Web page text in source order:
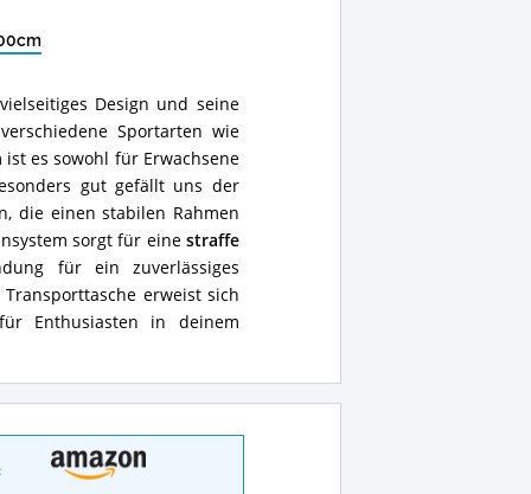
Design und seine
Sportarten wie
es sowohl für Erwachsene
gut gefällt uns der
die einen stabilen Rahmen
sorgt für einestraffe
für ein zuverlässiges
erweist sich